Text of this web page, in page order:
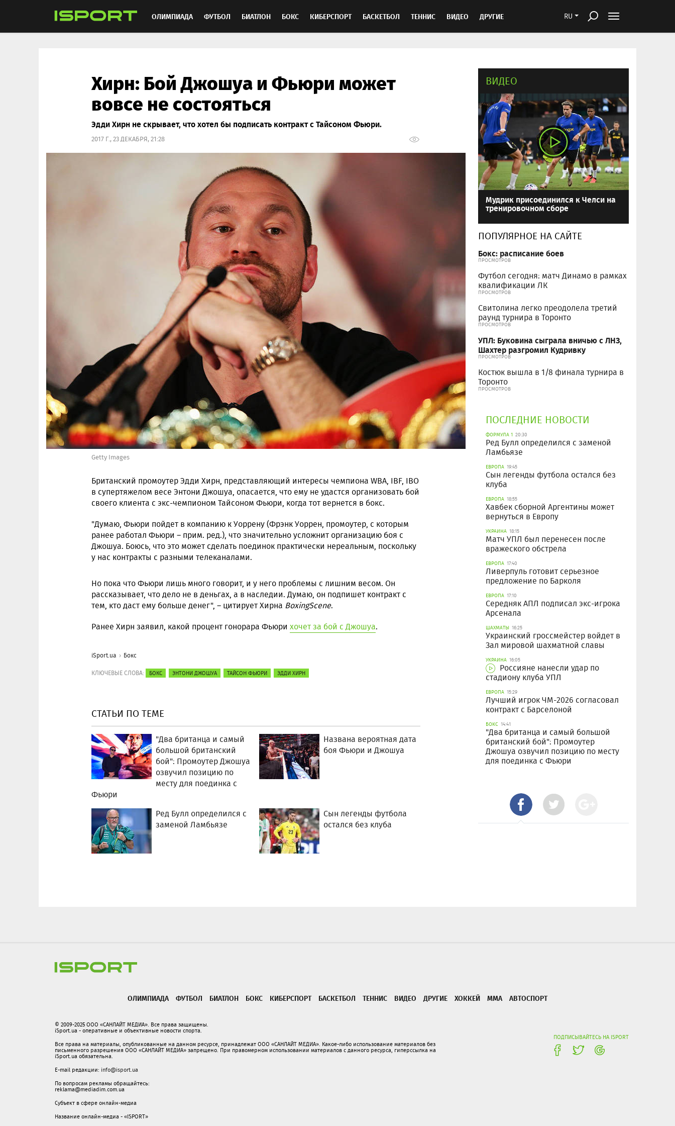
RU
ОЛИМПИАДА ФУТБОЛ БИАТЛОН БОКС КИБЕРСПОРТ БАСКЕТБОЛ ТЕННИС ВИДЕО ДРУГИЕ
Хирн: Бой Джошуа и Фьюри может
вовсе не состояться
Эдди Хирн не скрывает, что хотел бы подписать контракт с Тайсоном Фьюри.
2017 Г., 23 ДЕКАБРЯ, 21:28
Getty Images
Британский промоутер Эдди Хирн, представляющий интересы чемпиона WBA, IBF, IBO
в супертяжелом весе Энтони Джошуа, опасается, что ему не удастся организовать бой
своего клиента с экс-чемпионом Тайсоном Фьюри, когда тот вернется в бокс.
"Думаю, Фьюри пойдет в компанию к Уоррену (Фрэнк Уоррен, промоутер, с которым
ранее работал Фьюри – прим. ред.), что значительно усложнит организацию боя с
Джошуа. Боюсь, что это может сделать поединок практически нереальным, поскольку
у нас контракты с разными телеканалами.
Но пока что Фьюри лишь много говорит, и у него проблемы с лишним весом. Он
рассказывает, что дело не в деньгах, а в наследии. Думаю, он подпишет контракт с
тем, кто даст ему больше денег", – цитирует Хирна BoxingScene.
Ранее Хирн заявил, какой процент гонорара Фьюри хочет за бой с Джошуа.
iSport.ua Бокс
КЛЮЧЕВЫЕ СЛОВА: БОКС ЭНТОНИ ДЖОШУА ТАЙСОН ФЬЮРИ ЭДДИ ХИРН
СТАТЬИ ПО ТЕМЕ
"Два британца и самый
большой британский
бой": Промоутер Джошуа
озвучил позицию по
месту для поединка с
Фьюри
Названа вероятная дата
боя Фьюри и Джошуа
Ред Булл определился с
заменой Ламбьязе
Сын легенды футбола
остался без клуба
ВИДЕО
Мудрик присоединился к Челси на
тренировочном сборе
ПОПУЛЯРНОЕ НА САЙТЕ
Бокс: расписание боев
ПРОСМОТРОВ
Футбол сегодня: матч Динамо в рамках
квалификации ЛК
ПРОСМОТРОВ
Свитолина легко преодолела третий
раунд турнира в Торонто
ПРОСМОТРОВ
УПЛ: Буковина сыграла вничью с ЛНЗ,
Шахтер разгромил Кудривку
ПРОСМОТРОВ
Костюк вышла в 1/8 финала турнира в
Торонто
ПРОСМОТРОВ
ПОСЛЕДНИЕ НОВОСТИ
ФОРМУЛА 1 20:30
Ред Булл определился с заменой
Ламбьязе
ЕВРОПА 19:45
Сын легенды футбола остался без
клуба
ЕВРОПА 18:55
Хавбек сборной Аргентины может
вернуться в Европу
УКРАИНА 18:15
Матч УПЛ был перенесен после
вражеского обстрела
ЕВРОПА 17:40
Ливерпуль готовит серьезное
предложение по Барколя
ЕВРОПА 17:10
Середняк АПЛ подписал экс-игрока
Арсенала
ШАХМАТЫ 16:25
Украинский гроссмейстер войдет в
Зал мировой шахматной славы
УКРАИНА 16:05
Россияне нанесли удар по
стадиону клуба УПЛ
ЕВРОПА 15:29
Лучший игрок ЧМ-2026 согласовал
контракт с Барселоной
БОКС 14:41
"Два британца и самый большой
британский бой": Промоутер
Джошуа озвучил позицию по месту
для поединка с Фьюри
ОЛИМПИАДА ФУТБОЛ БИАТЛОН БОКС КИБЕРСПОРТ БАСКЕТБОЛ ТЕННИС ВИДЕО ДРУГИЕ ХОККЕЙ ММА АВТОСПОРТ
ПОДПИСЫВАЙТЕСЬ НА ISPORT
© 2009-2025 ООО «САНЛАЙТ МЕДИА». Все права защищены.
iSport.ua - оперативные и объективные новости спорта.
Все права на материалы, опубликованные на данном ресурсе, принадлежат ООО «САНЛАЙТ МЕДИА». Какое-либо использование материалов без
письменного разрешения ООО «САНЛАЙТ МЕДИА» запрещено. При правомерном использовании материалов с данного ресурса, гиперссылка на
iSport.ua обязательна.
E-mail редакции: info@isport.ua
По вопросам рекламы обращайтесь:
reklama@mediadim.com.ua
Субъект в сфере онлайн-медиа
Название онлайн-медиа - «ISPORT»